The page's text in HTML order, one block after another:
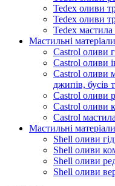
Tedex оливи
Tedex оливи
Tedex мастила
Мастильні
Castrol оливи
Castrol оливи
Castrol оливи
джипів, бусів
Castrol оливи
Castrol оливи
Castrol
Мастильні
Shell оливи
Shell оливи
Shell оливи
Shell оливи